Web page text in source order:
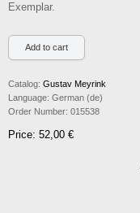
Exemplar.
Catalog: Gustav Meyrink
Language: German (de)
Order Number: 015538
Price: 52,00 €